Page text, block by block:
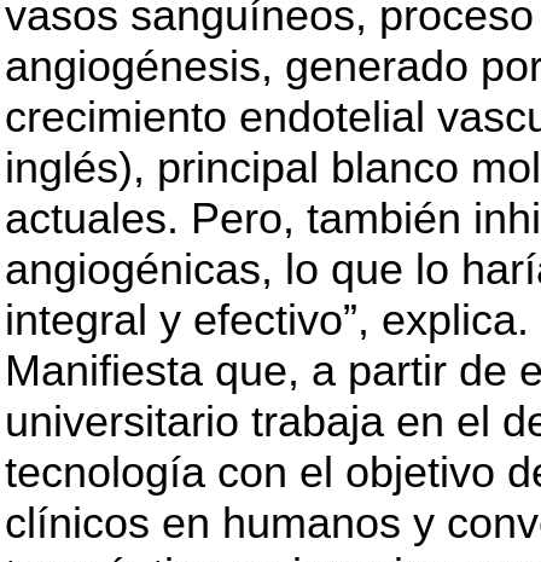
vasos sanguíneos,
angiogénesis, generado
crecimiento endotelial
inglés), principal blanco
actuales. Pero, también
angiogénicas, lo que lo
integral y efectivo”, explica.
Manifiesta que, a partir de
universitario trabaja en el
tecnología con el objetivo
clínicos en humanos y